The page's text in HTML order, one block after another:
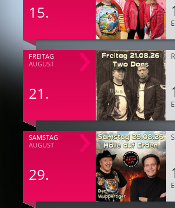
15.
FREITAG
AUGUST
21.
SAMSTAG
AUGUST
29.